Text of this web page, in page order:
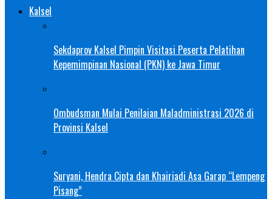
Kalsel
Sekdaprov Kalsel Pimpin Visitasi Peserta Pelatihan
Kepemimpinan Nasional (PKN) ke Jawa Timur
Ombudsman Mulai Penilaian Maladministrasi 2026 di
Provinsi Kalsel
Suryani, Hendra Cipta dan Khairiadi Asa Garap “Lempeng
Pisang”